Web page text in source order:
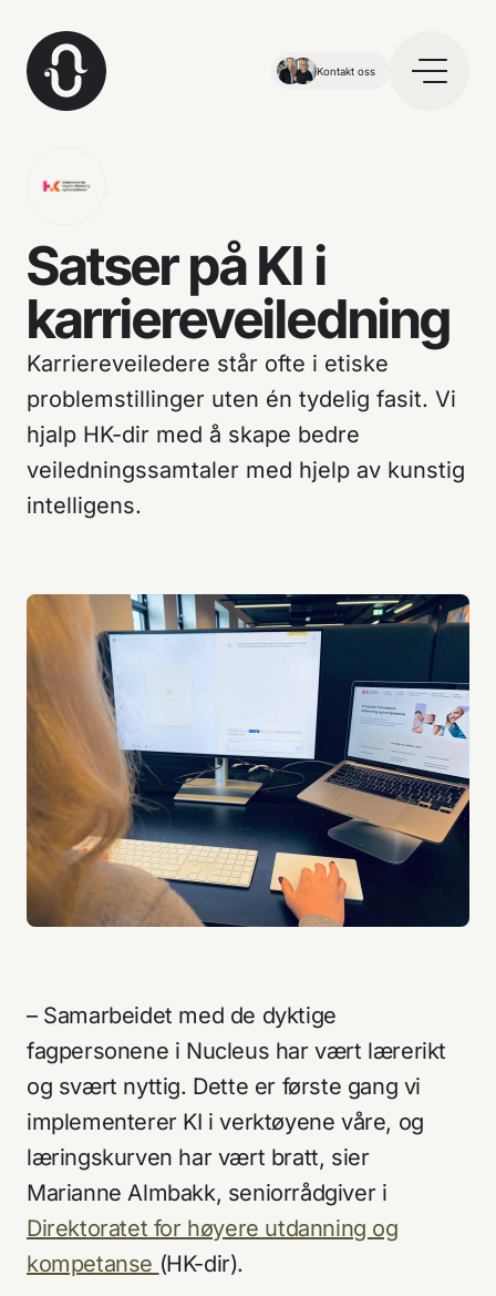
Kontakt oss
Satser på KI i
karriereveiledning
Karriereveiledere står ofte i etiske
problemstillinger uten én tydelig fasit. Vi
hjalp HK-dir med å skape bedre
veiledningssamtaler med hjelp av kunstig
intelligens.
– Samarbeidet med de dyktige
fagpersonene i Nucleus har vært lærerikt
og svært nyttig. Dette er første gang vi
implementerer KI i verktøyene våre, og
læringskurven har vært bratt, sier
Marianne Almbakk, seniorrådgiver i
Direktoratet for høyere utdanning og
kompetanse (HK-dir).